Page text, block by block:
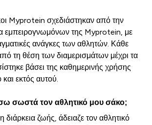
Myprotein σχεδιάστηκαν από την
εμπειρογνωμόνων της Myprotein, με
ανάγκες των αθλητών. Κάθε
τη θέση των διαμερισμάτων μέχρι τα
βάσει της καθημερινής χρήσης
εκτός αυτού.
σωστά τον αθλητικό μου σάκο;
διάρκεια ζωής, άδειαζε τον αθλητικό